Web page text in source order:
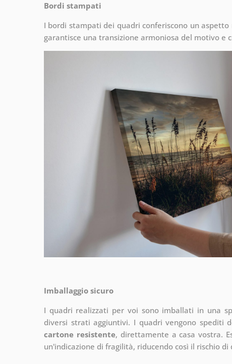
Bordi stampati
I bordi stampati dei quadri conferiscono un
garantisce una transizione armoniosa del motivo e
Imballaggio sicuro
I quadri realizzati per voi sono imballati in una
diversi strati aggiuntivi. I quadri vengono spediti
cartone resistente, direttamente a casa vostra.
un'indicazione di fragilità, riducendo così il rischio